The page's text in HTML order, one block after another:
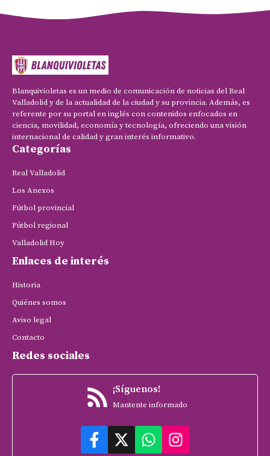
Blanquivioletas es un medio de comunicación de noticias del Real
Valladolid y de la actualidad de la ciudad y su provincia. Además, es
referente por su portal en inglés con contenidos enfocados en
ciencia, movilidad, economía y tecnología, ofreciendo una visión
internacional de calidad y gran interés informativo.
Categorías
Real Valladolid
Los Anexos
Fútbol provincial
Fútbol regional
Valladolid Hoy
Enlaces de interés
Historia
Quiénes somos
Aviso legal
Contacto
Redes sociales
¡Síguenos!
Mantente informado